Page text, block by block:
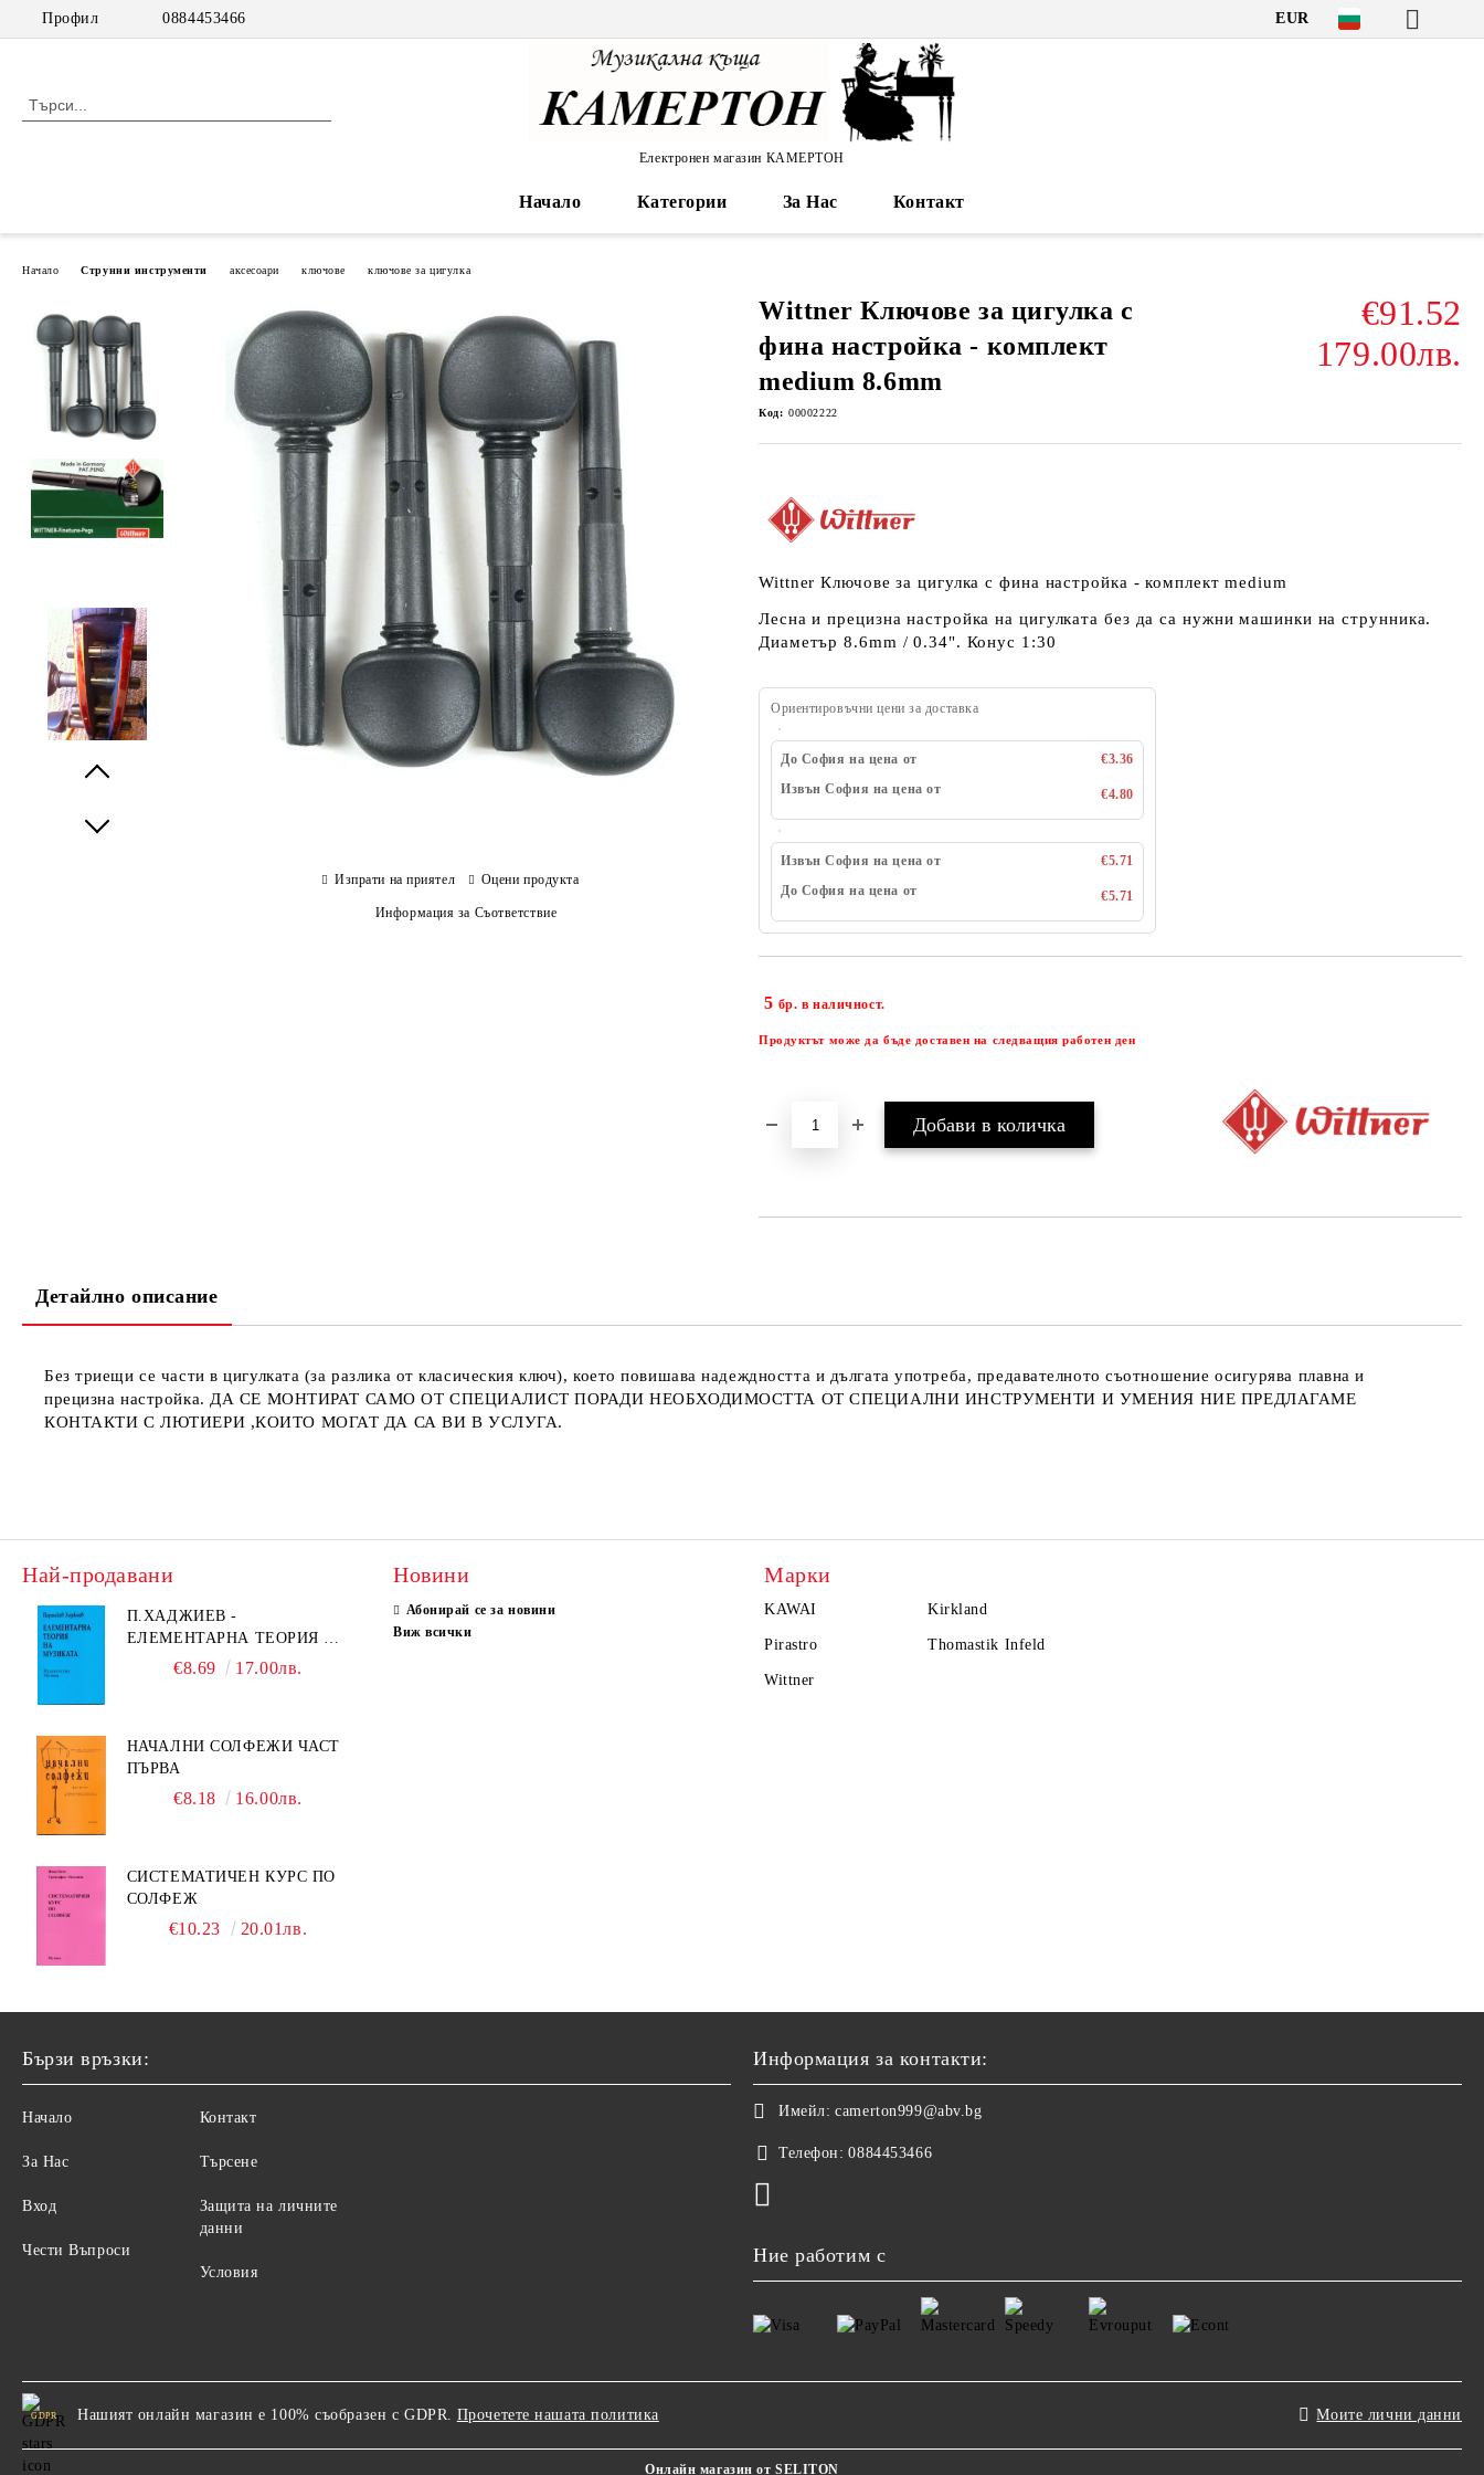
Профил 0884453466 EUR
Електронен магазин КАМЕРТОН
Начало Категории За Нас Контакт
Начало Струнни инструменти аксесоари ключове ключове за цигулка
Wittner Ключове за цигулка с
фина настройка - комплект
medium 8.6mm
€91.52
179.00лв.
Код: 00002222
Wittner Ключове за цигулка с фина настройка - комплект medium
Лесна и прецизна настройка на цигулката без да са нужни машинки на струнника.
Диаметър 8.6mm / 0.34". Конус 1:30
Ориентировъчни цени за доставка
До София на цена от
€3.36
Извън София на цена от
€4.80
Извън София на цена от
€5.71
До София на цена от
€5.71
5 бр. в наличност.
Продуктът може да бъде доставен на следващия работен ден
Изпрати на приятел Оцени продукта
Информация за Съответствие
Детайлно описание
Без триещи се части в цигулката (за разлика от класическия ключ), което повишава надеждността и дългата употреба, предавателното съотношение осигурява плавна и
прецизна настройка. ДА СЕ МОНТИРАТ САМО ОТ СПЕЦИАЛИСТ ПОРАДИ НЕОБХОДИМОСТТА ОТ СПЕЦИАЛНИ ИНСТРУМЕНТИ И УМЕНИЯ НИЕ ПРЕДЛАГАМЕ
КОНТАКТИ С ЛЮТИЕРИ ,КОИТО МОГАТ ДА СА ВИ В УСЛУГА.
Най-продавани
П.ХАДЖИЕВ -
ЕЛЕМЕНТАРНА ТЕОРИЯ НА
МУЗИКАТА
€8.69 17.00лв.
НАЧАЛНИ СОЛФЕЖИ ЧАСТ
ПЪРВА
€8.18 16.00лв.
СИСТЕМАТИЧЕН КУРС ПО
СОЛФЕЖ
€10.23 20.01лв.
Новини
Абонирай се за новини
Виж всички
Марки
KAWAI Kirkland
Pirastro Thomastik Infeld
Wittner
Бързи връзки:
Начало
За Нас
Вход
Чести Въпроси
Контакт
Търсене
Защита на личните
данни
Условия
Информация за контакти:
Имейл: camerton999@abv.bg
Телефон: 0884453466
Ние работим с
GDPR Нашият онлайн магазин е 100% съобразен с GDPR. Прочетете нашата политика Моите лични данни
Онлайн магазин от SELITON